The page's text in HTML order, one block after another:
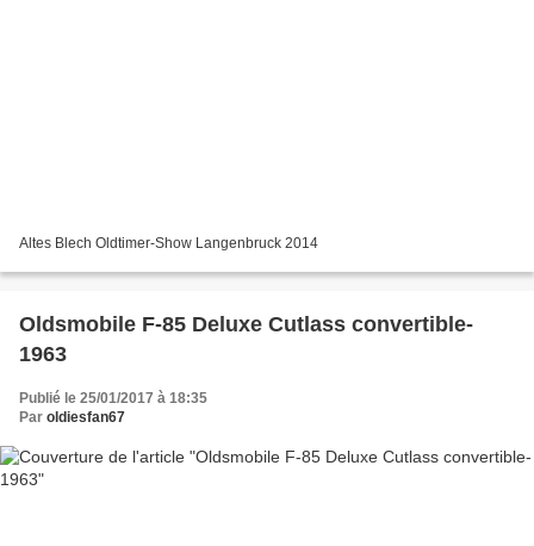
Altes Blech Oldtimer-Show Langenbruck 2014
Oldsmobile F-85 Deluxe Cutlass convertible-
1963
Publié le 25/01/2017 à 18:35
Par oldiesfan67